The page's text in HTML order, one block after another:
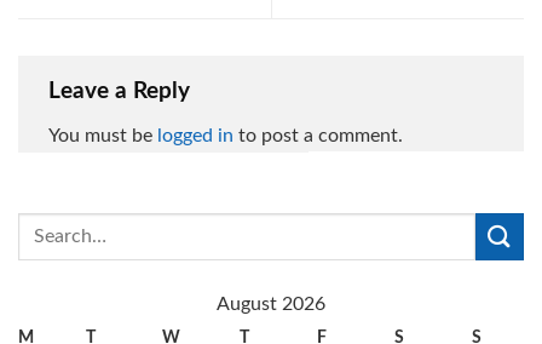
Leave a Reply
You must be logged in to post a comment.
August 2026
M T W T F S S